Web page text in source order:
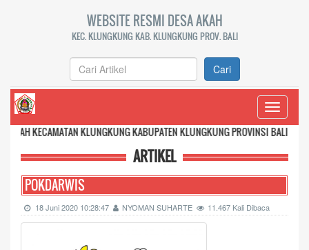
WEBSITE RESMI DESA AKAH
KEC. KLUNGKUNG KAB. KLUNGKUNG PROV. BALI
Cari
Toggle
KLUNGKUNG KABUPATEN KLUNGKUNG PROVINSI BALI
ARTIKEL
POKDARWIS
18 Juni 2020 10:28:47 NYOMAN SUHARTE 11.467 Kali Dibaca